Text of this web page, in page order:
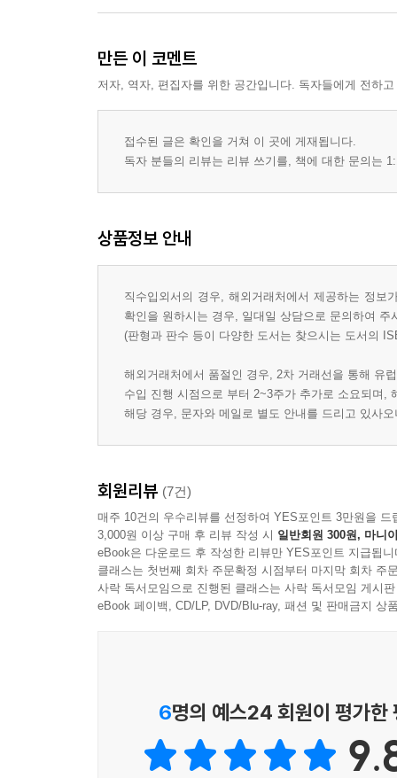
만든 이 코멘트
저자, 역자, 편집자를 위한 공간입니다. 독자들에게 전하
접수된 글은 확인을 거쳐 이 곳에 게재됩니다.
독자 분들의 리뷰는 리뷰 쓰기를, 책에 대한 문의는
상품정보 안내
직수입외서의 경우, 해외거래처에서 제공하는 정
확인을 원하시는 경우, 일대일 상담으로 문의하여 주
(판형과 판수 등이 다양한 도서는 찾으시는 도서의
해외거래처에서 품절인 경우, 2차 거래선을 통해 유
수입 진행 시점으로 부터 2~3주가 추가로 소요되며,
해당 경우, 문자와 메일로 별도 안내를 드리고 있사
회원리뷰 (7건)
매주 10건의 우수리뷰를 선정하여 YES포인트 3만원을 드
3,000원 이상 구매 후 리뷰 작성 시 일반회원 300원, 마니
eBook은 다운로드 후 작성한 리뷰만 YES포인트 지급됩니
클래스는 첫번째 회차 주문확정 시점부터 마지막 회차 주
사락 독서모임으로 진행된 클래스는 사락 독서모임 게시
eBook 페이백, CD/LP, DVD/Blu-ray, 패션 및 판매금지 상
6명의 예스24 회원이 평가한